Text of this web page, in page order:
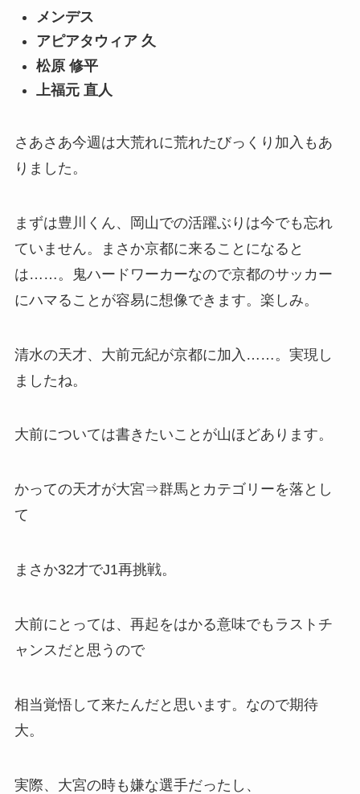
メンデス
アピアタウィア 久
松原 修平
上福元 直人
さあさあ今週は大荒れに荒れたびっくり加入もあ
りました。
まずは豊川くん、岡山での活躍ぶりは今でも忘れ
ていません。まさか京都に来ることになると
は……。鬼ハードワーカーなので京都のサッカー
にハマることが容易に想像できます。楽しみ。
清水の天才、大前元紀が京都に加入……。実現し
ましたね。
大前については書きたいことが山ほどあります。
かっての天才が大宮⇒群馬とカテゴリーを落とし
て
まさか32才でJ1再挑戦。
大前にとっては、再起をはかる意味でもラストチ
ャンスだと思うので
相当覚悟して来たんだと思います。なので期待
大。
実際、大宮の時も嫌な選手だったし、